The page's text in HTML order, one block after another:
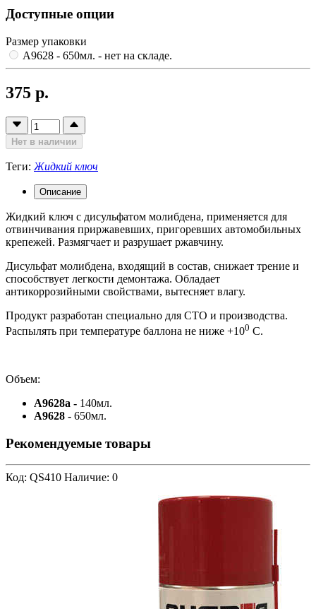
Доступные опции
Размер упаковки
A9628 - 650мл. - нет на складе.
375 р.
Нет в наличии
Теги: Жидкий ключ
Описание
Жидкий ключ с дисульфатом молибдена, применяется для
отвинчивания приржавевших, пригоревших автомобильных
крепежей. Размягчает и разрушает ржавчину.
Дисульфат молибдена, входящий в состав, снижает трение и
способствует легкости демонтажа. Обладает
антикоррозийными свойствами, вытесняет влагу.
Продукт разработан специально для СТО и производства.
Распылять при температуре баллона не ниже +100 С.
Объем:
A9628a - 140мл.
A9628 - 650мл.
Рекомендуемые товары
Код: QS410 Наличие: 0